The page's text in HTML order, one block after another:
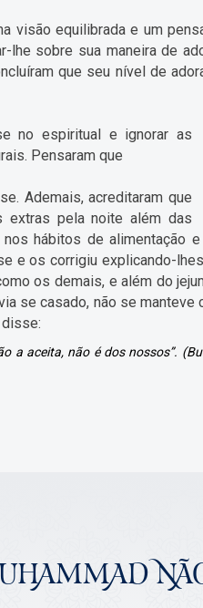
visão equilibrada e um
sobre sua maneira de
que seu nível de
no espiritual e ignorar as
Pensaram que
Ademais, acreditaram que
extras pela noite além das
hábitos de alimentação
e os corrigiu explicando-
os demais, e além do
se casado, não se manteve
a aceita, não é dos nossos”.